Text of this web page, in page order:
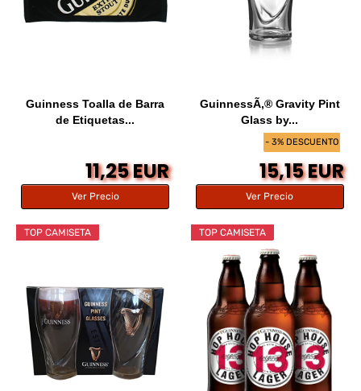
Guinness Toalla de Barra
de Etiquetas...
11,25 EUR
Ver Precio
- 3% DESCUENTO
GuinnessÃ‚® Gravity Pint
Glass by...
15,15 EUR
Ver Precio
TOP CAMISETA TOP CAMISETA